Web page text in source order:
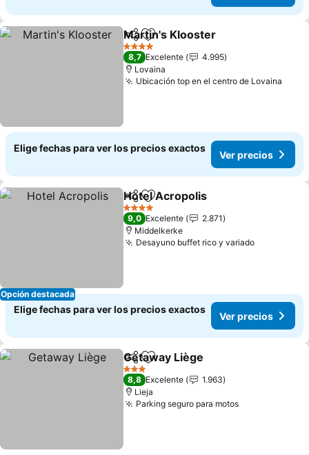
CompartirAgregar a favoritos
Martin's Klooster
4 Estrellas
8,7 Excelente
4.995
Lovaina
Ubicación top en el centro de Lovaina
Elige fechas para ver los precios exactos
Ver precios
Opción destacada
CompartirAgregar a favoritos
Hotel Acropolis
4 Estrellas
9,0 Excelente
2.871
Middelkerke
Desayuno buffet rico y variado
Elige fechas para ver los precios exactos
Ver precios
CompartirAgregar a favoritos
Getaway Liège
3 Estrellas
8,8 Excelente
1.963
Lieja
Parking seguro para motos